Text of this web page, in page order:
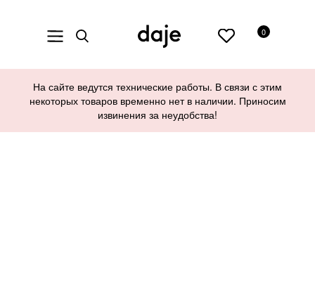
0
На сайте ведутся технические работы. В связи с этим
некоторых товаров временно нет в наличии. Приносим
извинения за неудобства!